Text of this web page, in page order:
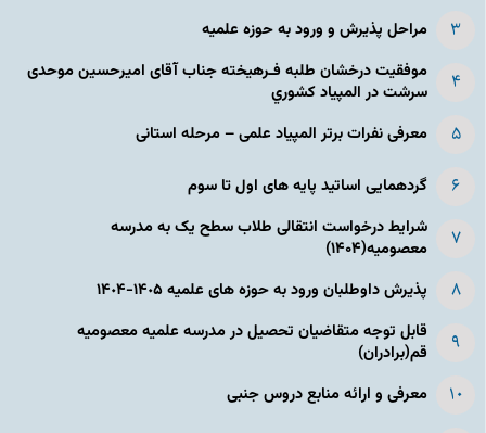
مراحل پذیرش و ورود به حوزه علمیه
موفقیت درخشان طلبه فـرهیخته جناب آقای امیرحسین موحدی
سرشت در المپياد كشوري
معرفی نفرات برتر المپیاد علمی – مرحله استانی
گردهمایی اساتید پایه های اول تا سوم
شرایط درخواست انتقالی طلاب سطح یک به مدرسه
معصومیه(۱۴۰۴)
پذیرش داوطلبان ورود به حوزه های علمیه ١۴٠۵-١۴٠۴
قابل توجه متقاضیان تحصیل در مدرسه علمیه معصومیه
قم(برادران)
معرفی و ارائه منابع دروس جنبی